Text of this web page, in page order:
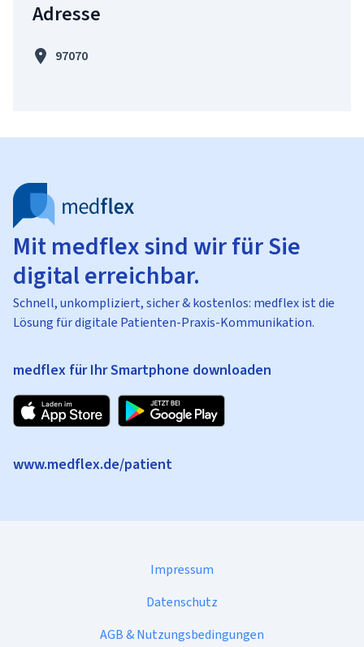
Adresse
97070
Mit medflex sind wir für Sie
digital erreichbar.
Schnell, unkompliziert, sicher & kostenlos: medflex ist die
Lösung für digitale Patienten-Praxis-Kommunikation.
medflex für Ihr Smartphone downloaden
www.medflex.de/patient
Impressum
Datenschutz
AGB & Nutzungsbedingungen